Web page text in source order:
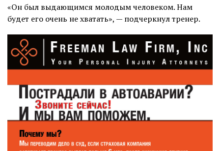
«Он был выдающимся молодым человеком. Нам
будет его очень не хватать», — подчеркнул тренер.